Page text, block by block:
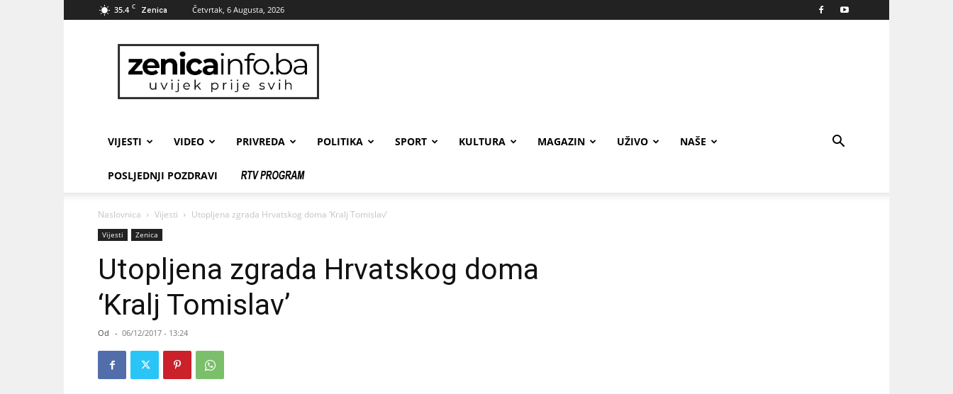
35.4 C Zenica Četvrtak, 6 Augusta, 2026
zenicainfo.ba
VIJESTI VIDEO PRIVREDA POLITIKA SPORT KULTURA MAGAZIN UŽIVO NAŠE
POSLJEDNJI POZDRAVI
Naslovnica Vijesti Utopljena zgrada Hrvatskog doma ‘Kralj Tomislav’
Vijesti Zenica
Utopljena zgrada Hrvatskog doma
‘Kralj Tomislav’
Od - 06/12/2017 - 13:24